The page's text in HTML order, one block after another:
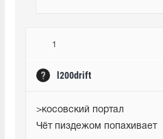
1
l200drift
>косовский портал
Чёт пиздежом попахивает